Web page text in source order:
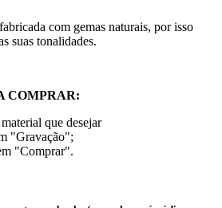
com gemas naturais, por isso
suas tonalidades.
COMPRAR:
que desejar
"Gravação";
"Comprar".